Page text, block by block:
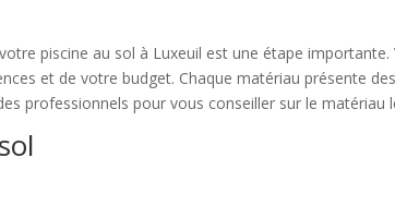
piscine au sol à Luxeuil est une étape
et de votre budget. Chaque matériau présente
professionnels pour vous conseiller sur le